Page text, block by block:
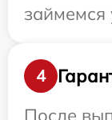
займемся
4
После